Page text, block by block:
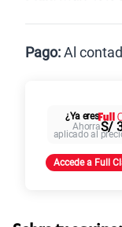
Paga solo
Pago:Al
Al contado
¿Ya eres
AhorraS/
aplicado al
Accede a Full